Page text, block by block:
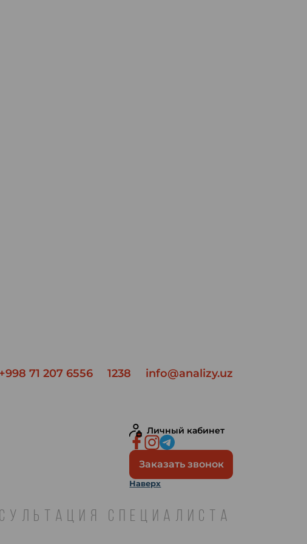
+998 71 207 6556 1238 info@analizy.uz
Личный кабинет
Заказать звонок
Наверх
СПЕЦИАЛИСТА